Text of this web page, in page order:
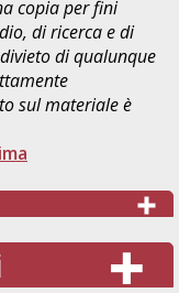
copia per fini
di ricerca e di
di qualunque
sul materiale è